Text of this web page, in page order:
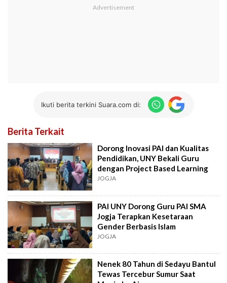
Ikuti berita terkini Suara.com di:
Berita Terkait
Dorong Inovasi PAI dan Kualitas
Pendidikan, UNY Bekali Guru
dengan Project Based Learning
JOGJA
PAI UNY Dorong Guru PAI SMA
Jogja Terapkan Kesetaraan
Gender Berbasis Islam
JOGJA
Nenek 80 Tahun di Sedayu Bantul
Tewas Tercebur Sumur Saat